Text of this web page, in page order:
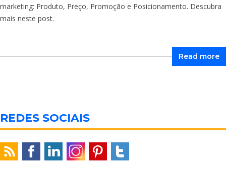
marketing: Produto, Preço, Promoção e Posicionamento. Descubra
mais neste post.
Read more
REDES SOCIAIS